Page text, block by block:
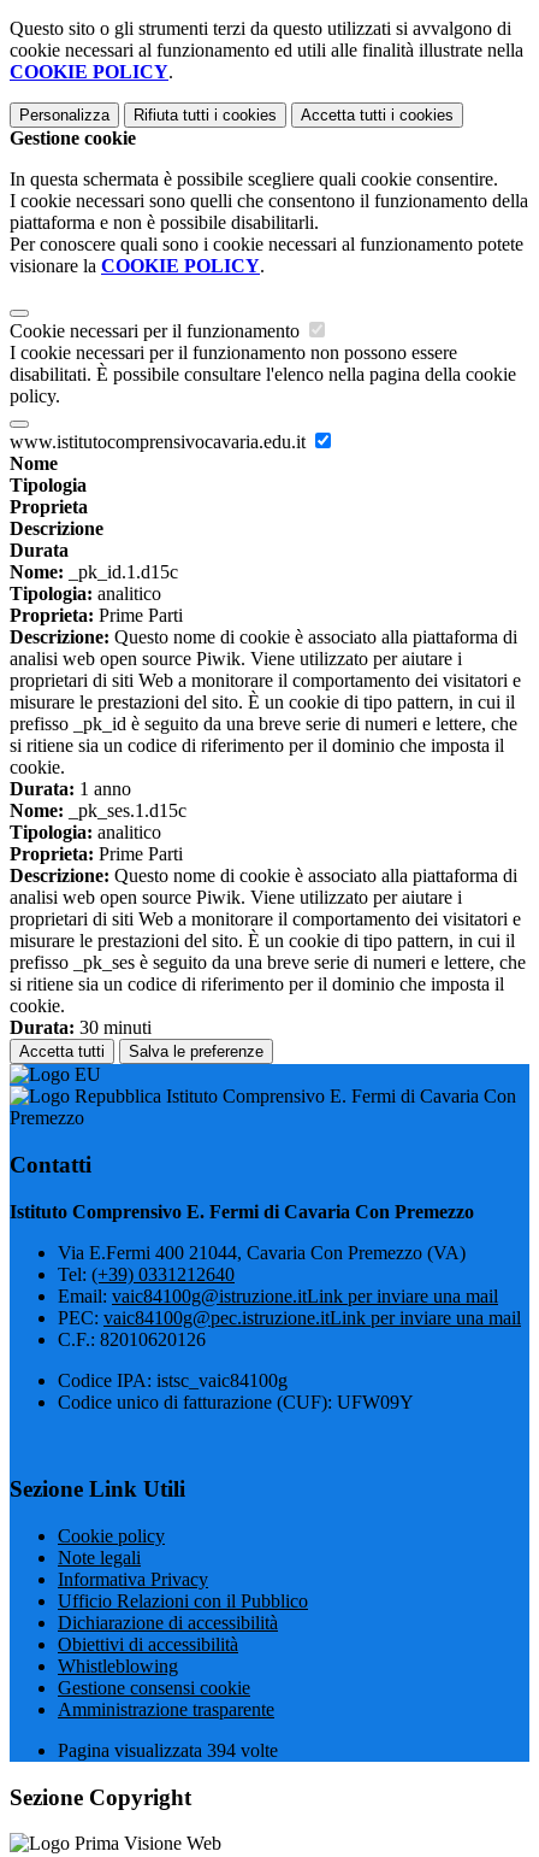
Questo sito o gli strumenti terzi da questo utilizzati si avvalgono di
cookie necessari al funzionamento ed utili alle finalità illustrate nella
COOKIE POLICY.
Personalizza Rifiuta tutti i cookies Accetta tutti i cookies
Gestione cookie
In questa schermata è possibile scegliere quali cookie consentire.
I cookie necessari sono quelli che consentono il funzionamento della
piattaforma e non è possibile disabilitarli.
Per conoscere quali sono i cookie necessari al funzionamento potete
visionare la COOKIE POLICY.
Cookie necessari per il funzionamento
I cookie necessari per il funzionamento non possono essere
disabilitati. È possibile consultare l'elenco nella pagina della cookie
policy.
www.istitutocomprensivocavaria.edu.it
Nome
Tipologia
Proprieta
Descrizione
Durata
Nome: _pk_id.1.d15c
Tipologia: analitico
Proprieta: Prime Parti
Descrizione: Questo nome di cookie è associato alla piattaforma di
analisi web open source Piwik. Viene utilizzato per aiutare i
proprietari di siti Web a monitorare il comportamento dei visitatori e
misurare le prestazioni del sito. È un cookie di tipo pattern, in cui il
prefisso _pk_id è seguito da una breve serie di numeri e lettere, che
si ritiene sia un codice di riferimento per il dominio che imposta il
cookie.
Durata: 1 anno
Nome: _pk_ses.1.d15c
Tipologia: analitico
Proprieta: Prime Parti
Descrizione: Questo nome di cookie è associato alla piattaforma di
analisi web open source Piwik. Viene utilizzato per aiutare i
proprietari di siti Web a monitorare il comportamento dei visitatori e
misurare le prestazioni del sito. È un cookie di tipo pattern, in cui il
prefisso _pk_ses è seguito da una breve serie di numeri e lettere, che
si ritiene sia un codice di riferimento per il dominio che imposta il
cookie.
Durata: 30 minuti
Accetta tutti Salva le preferenze
Istituto Comprensivo E. Fermi di Cavaria Con
Premezzo
Contatti
Istituto Comprensivo E. Fermi di Cavaria Con Premezzo
Via E.Fermi 400 21044, Cavaria Con Premezzo (VA)
Tel: (+39) 0331212640
Email: vaic84100g@istruzione.itLink per inviare una mail
PEC: vaic84100g@pec.istruzione.itLink per inviare una mail
C.F.: 82010620126
Codice IPA: istsc_vaic84100g
Codice unico di fatturazione (CUF): UFW09Y
Sezione Link Utili
Cookie policy
Note legali
Informativa Privacy
Ufficio Relazioni con il Pubblico
Dichiarazione di accessibilità
Obiettivi di accessibilità
Whistleblowing
Gestione consensi cookie
Amministrazione trasparente
Pagina visualizzata 394 volte
Sezione Copyright